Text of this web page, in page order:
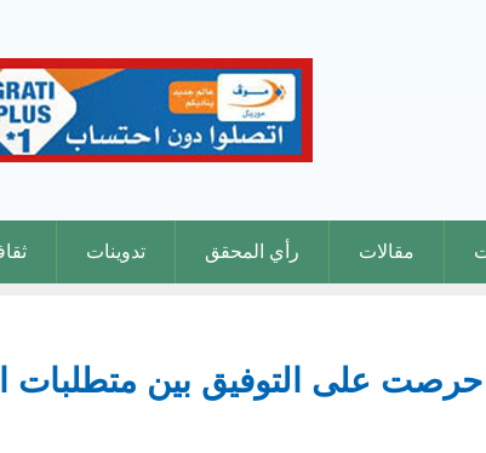
مقالات رأي المحقق تدوينات
حرصت على التوفيق بين متطلبات